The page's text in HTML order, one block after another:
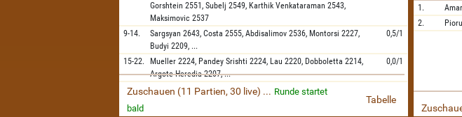
Gorshtein 2551,Subelj 2549, Karthik Venkataraman 2543,
Maksimovic 2537
9-14. Sargsyan 2643,Costa 2555,Abdisalimov 2536, Montorsi 2227,
Budyi 2209, ...
0,5/1
15-22. Mueller 2224, Pandey Srishti 2224, Lau 2220, Dobboletta 2214,
Argote Heredia 2207,...
0,0/1
Zuschauen (11 Partien, 30 live) ... Runde startet
bald
Tabelle
1. Amar
2.